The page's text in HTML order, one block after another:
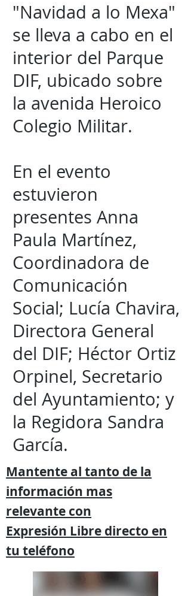
"Navidad a lo Mexa"
se lleva a cabo en el
interior del Parque
DIF, ubicado sobre
la avenida Heroico
Colegio Militar.
En el evento
estuvieron
presentes Anna
Paula Martínez,
Coordinadora de
Comunicación
Social; Lucía Chavira,
Directora General
del DIF; Héctor Ortiz
Orpinel, Secretario
del Ayuntamiento; y
la Regidora Sandra
García.
Mantente al tanto de la
información mas
relevante con
Expresión Libre directo en
tu teléfono